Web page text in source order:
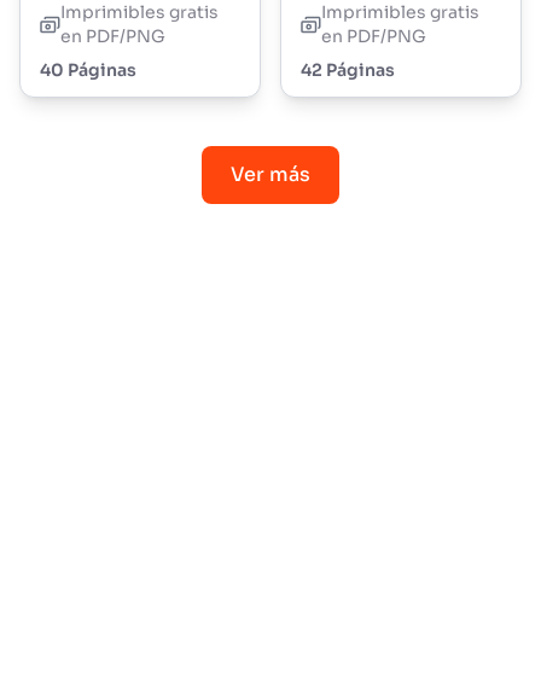
Imprimibles gratis
en PDF/PNG
40 Páginas
Imprimibles gratis
en PDF/PNG
42 Páginas
Ver más